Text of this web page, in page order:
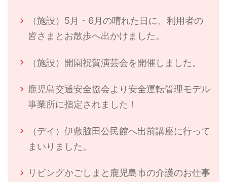
（施設）5月・6月の晴れた日に、利用者の
皆さまとお散歩へ出かけました。
（施設）開園祝賀演芸会を開催しました。
鹿児島交通安全協会より安全運転管理モデル
事業所に指定されました！
（デイ）伊敷脇田公民館へ出前講座に行って
まいりました。
リビングかごしまと鹿児島市の介護のお仕事